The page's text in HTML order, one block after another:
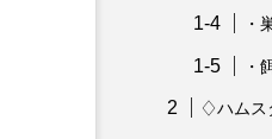
・
・
♢ハムス